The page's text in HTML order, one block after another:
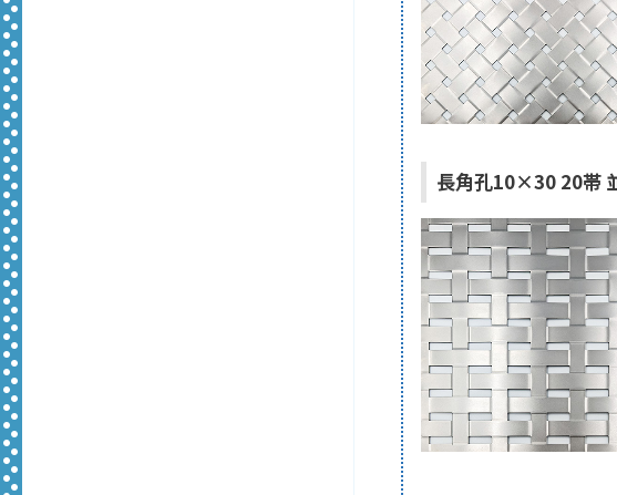
長角孔10×30 20帯